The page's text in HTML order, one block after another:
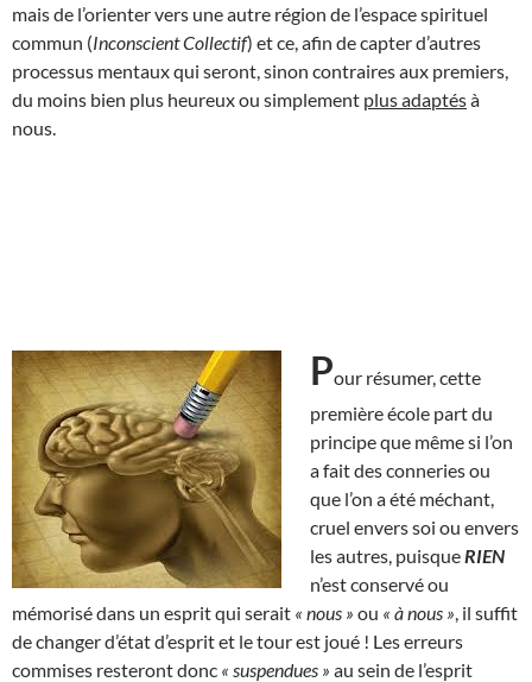
mais de l’orienter vers une autre région de l’espace spirituel
commun (Inconscient Collectif) et ce, afin de capter d’autres
processus mentaux qui seront, sinon contraires aux premiers,
du moins bien plus heureux ou simplement plus adaptésà
nous.
Pour résumer, cette
première école part du
principe que même si l’on
a fait des conneries ou
que l’on a été méchant,
cruel envers soi ou envers
les autres, puisque RIEN
n’est conservé ou
mémorisé dans un esprit qui serait « nous » ou « à nous » , il suffit
de changer d’état d’esprit et le tour est joué ! Les erreurs
commises resteront donc « suspendues » au sein de l’esprit